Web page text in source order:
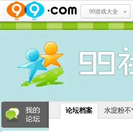
99游戏大全
论坛档案 水淀粉